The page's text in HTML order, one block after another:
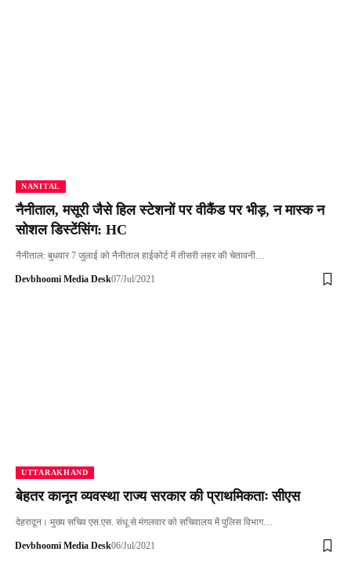
NANITAL
नैनीताल, मसूरी जैसे हिल स्टेशनों पर वीकैंड पर भीड़, न मास्क न
सोशल डिस्टेंसिंग: HC
नैनीताल: बुधवार 7 जुलाई को नैनीताल हाईकोर्ट में तीसरी लहर की चेतावनी…
Devbhoomi Media Desk07/Jul/2021
UTTARAKHAND
बेहतर कानून व्यवस्था राज्य सरकार की प्राथमिकताः सीएस
देहरादून। मुख्य सचिव एस.एस. संधू से मंगलवार को सचिवालय में पुलिस विभाग…
Devbhoomi Media Desk06/Jul/2021